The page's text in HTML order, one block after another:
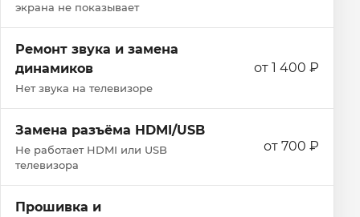
экрана не показывает
Ремонт звука и замена
динамиков
Нет звука на телевизоре
от 1 400 ₽
Замена разъёма HDMI/USB
Не работает HDMI или USB
телевизора
от 700 ₽
Прошивка и